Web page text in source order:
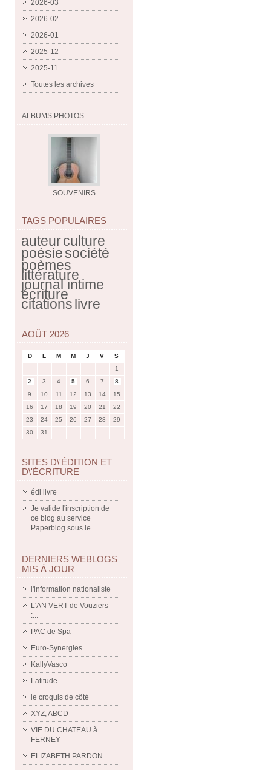
2026-03
2026-02
2026-01
2025-12
2025-11
Toutes les archives
ALBUMS PHOTOS
SOUVENIRS
TAGS POPULAIRES
auteurculture
poésiesociété
poèmes
littérature
journal intime
écriture
citationslivre
AOÛT 2026
D L M M J V
S
1
2
3 4 5 6 7
8
9
10 11 12 13 14
15
16
17 18 19 20 21
22
23
24 25 26 27 28
29
30
31
SITES D\'ÉDITION ET
D\'ÉCRITURE
édi livre
Je valide l'inscription de
ce blog au service
Paperblog sous le...
DERNIERS WEBLOGS
MIS À JOUR
l'information nationaliste
L'AN VERT de Vouziers
:...
PAC de Spa
Euro-Synergies
KallyVasco
Latitude
le croquis de côté
XYZ, ABCD
VIE DU CHATEAU à
FERNEY
ELIZABETH PARDON